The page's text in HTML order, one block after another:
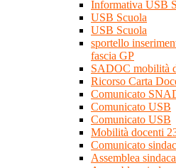
Informativa USB
USB Scuola
USB Scuola
sportello
fascia GP
SADOC mobilità
Ricorso Carta
Comunicato
Comunicato USB
Comunicato USB
Mobilità docenti
Comunicato
Assemblea